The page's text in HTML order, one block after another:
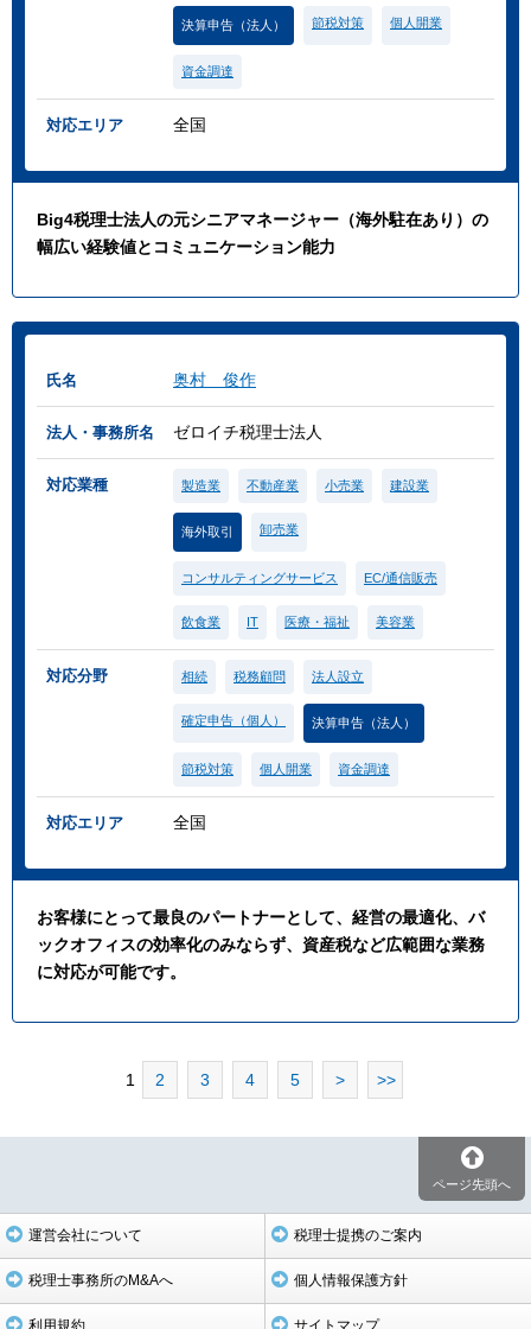
決算申告（法人） 節税対策 個人開業
資金調達
対応エリア 全国
Big4税理士法人の元シニアマネージャー（海外駐在あり）の
幅広い経験値とコミュニケーション能力
氏名 奥村 俊作
法人・事務所名 ゼロイチ税理士法人
対応業種 製造業 不動産業 小売業 建設業
海外取引 卸売業
コンサルティングサービス EC/通信販売
飲食業 IT 医療・福祉 美容業
対応分野 相続 税務顧問 法人設立
確定申告（個人） 決算申告（法人）
節税対策 個人開業 資金調達
対応エリア 全国
お客様にとって最良のパートナーとして、経営の最適化、バ
ックオフィスの効率化のみならず、資産税など広範囲な業務
に対応が可能です。
1 2 3 4 5 > >>
ページ先頭へ
運営会社について 税理士提携のご案内
税理士事務所のM&Aへ 個人情報保護方針
利用規約 サイトマップ